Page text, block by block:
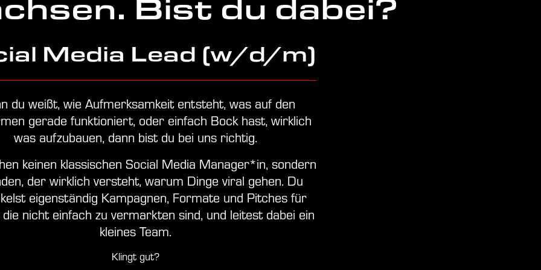
Media Lead (w/d/m)
du weißt, wie Aufmerksamkeit entsteht, was auf den
gerade funktioniert, oder einfach Bock hast, wirklich
was aufzubauen, dann bist du bei uns richtig.
keinen klassischen Social Media Manager*in, sondern
der wirklich versteht, warum Dinge viral gehen. Du
eigenständig Kampagnen, Formate und Pitches für
die nicht einfach zu vermarkten sind, und leitest dabei ein
kleines Team.
Klingt gut?